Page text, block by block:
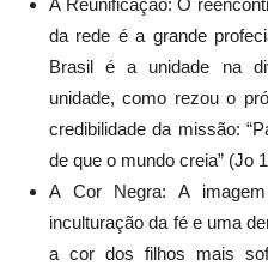
da rede é a grande
Brasil é a unidade na
unidade, como rezou o
credibilidade da missão:
de que o mundo creia” (Jo
A Cor Negra: A
inculturação da fé e uma
a cor dos filhos mais